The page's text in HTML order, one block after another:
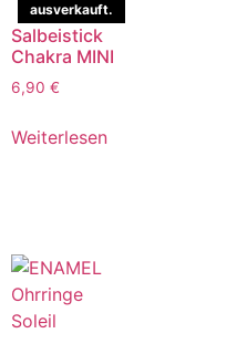
ausverkauft.
Salbeistick
Chakra MINI
6,90 €
Weiterlesen